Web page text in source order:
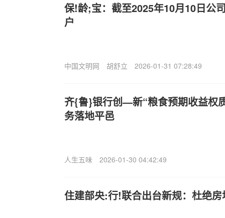
保!龄;宝：截至2025年10月10日公
户
中国文明网 胡舒立 2026-01-31 07:28:49
齐{鲁}银行创—新“粮食预期收益权
务落地平邑
人生五味 2026-01-30 04:42:49
住建部央:行!联合出台新规：杜绝